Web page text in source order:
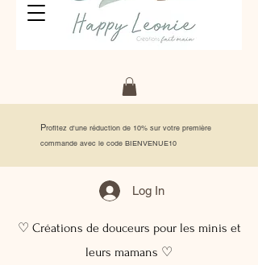
Profitez d'une réduction de 10% sur votre première
commande avec le code BIENVENUE10
Log In
♡ Créations de douceurs pour les minis et
leurs mamans ♡